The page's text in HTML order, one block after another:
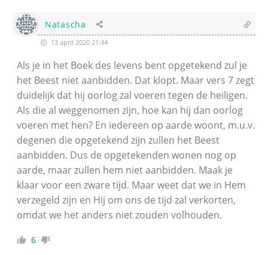
Natascha
13 april 2020 21:44
Als je in het Boek des levens bent opgetekend zul je
het Beest niet aanbidden. Dat klopt. Maar vers 7 zegt
duidelijk dat hij oorlog zal voeren tegen de heiligen.
Als die al weggenomen zijn, hoe kan hij dan oorlog
voeren met hen? En iedereen op aarde woont, m.u.v.
degenen die opgetekend zijn zullen het Beest
aanbidden. Dus de opgetekenden wonen nog op
aarde, maar zullen hem niet aanbidden. Maak je
klaar voor een zware tijd. Maar weet dat we in Hem
verzegeld zijn en Hij om ons de tijd zal verkorten,
omdat we het anders niet zouden volhouden.
6